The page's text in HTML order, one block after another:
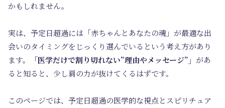
かもしれません。
実は、予定日超過には「赤ちゃんとあなたの魂」が最適な出
会いのタイミングをじっくり選んでいるという考え方があり
ます。
「医学だけで割り切れない”理由やメッセージ”」 があ
ると知ると、少し肩の力が抜けてくるはずです。
このページでは、予定日超過の医学的な視点とスピリチュア